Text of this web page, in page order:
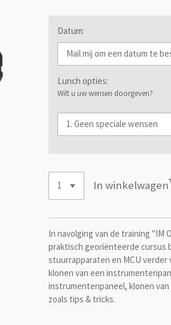
Datum:
Lunch opties:
Wilt u uw wensen doorgeven?
In winkelwagen
In navolging van de training "IM
praktisch georiënteerde cursus
stuurrapparaten en MCU verder
klonen van een
instrumentenpaneel, klonen van
zoals tips & tricks.